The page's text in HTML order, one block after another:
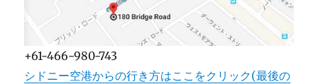
+61-466-980-743
シドニー空港からの行き方はここをクリック(最後の